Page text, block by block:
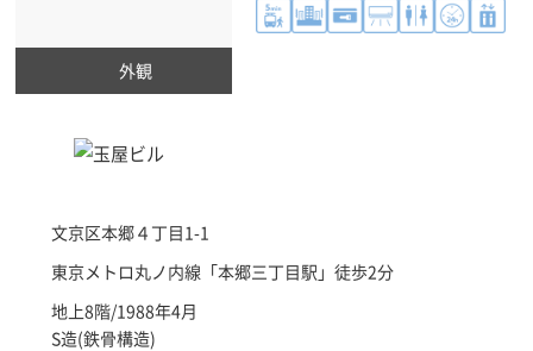
外観
文京区本郷４丁目1-1
東京メトロ丸ノ内線「本郷三丁目駅 」徒歩2分
地上8階/1988年4月
S造(鉄骨構造)